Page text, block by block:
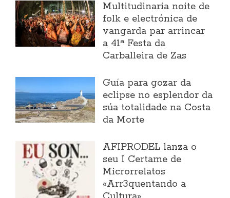
Multitudinaria noite de
folk e electrónica de
vangarda par arrincar
a 41ª Festa da
Carballeira de Zas
Guía para gozar da
eclipse no esplendor da
súa totalidade na Costa
da Morte
AFIPRODEL lanza o
seu I Certame de
Microrrelatos
«Arr3quentando a